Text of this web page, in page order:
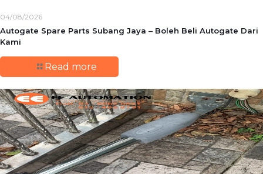
04/08/2026
Autogate Spare Parts Subang Jaya – Boleh Beli Autogate Dari
Kami
Read more